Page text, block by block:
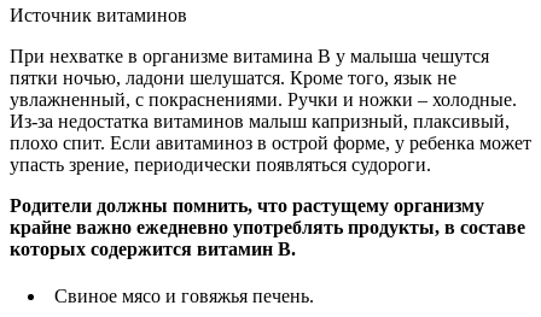
Источник витаминов
При нехватке в организме витамина В у малыша чешутся
пятки ночью, ладони шелушатся. Кроме того, язык не
увлажненный, с покраснениями. Ручки и ножки – холодные.
Из-за недостатка витаминов малыш капризный, плаксивый,
плохо спит. Если авитаминоз в острой форме, у ребенка может
упасть зрение, периодически появляться судороги.
Родители должны помнить, что растущему организму
крайне важно ежедневно употреблять продукты, в составе
которых содержится витамин В.
Свиное мясо и говяжья печень.